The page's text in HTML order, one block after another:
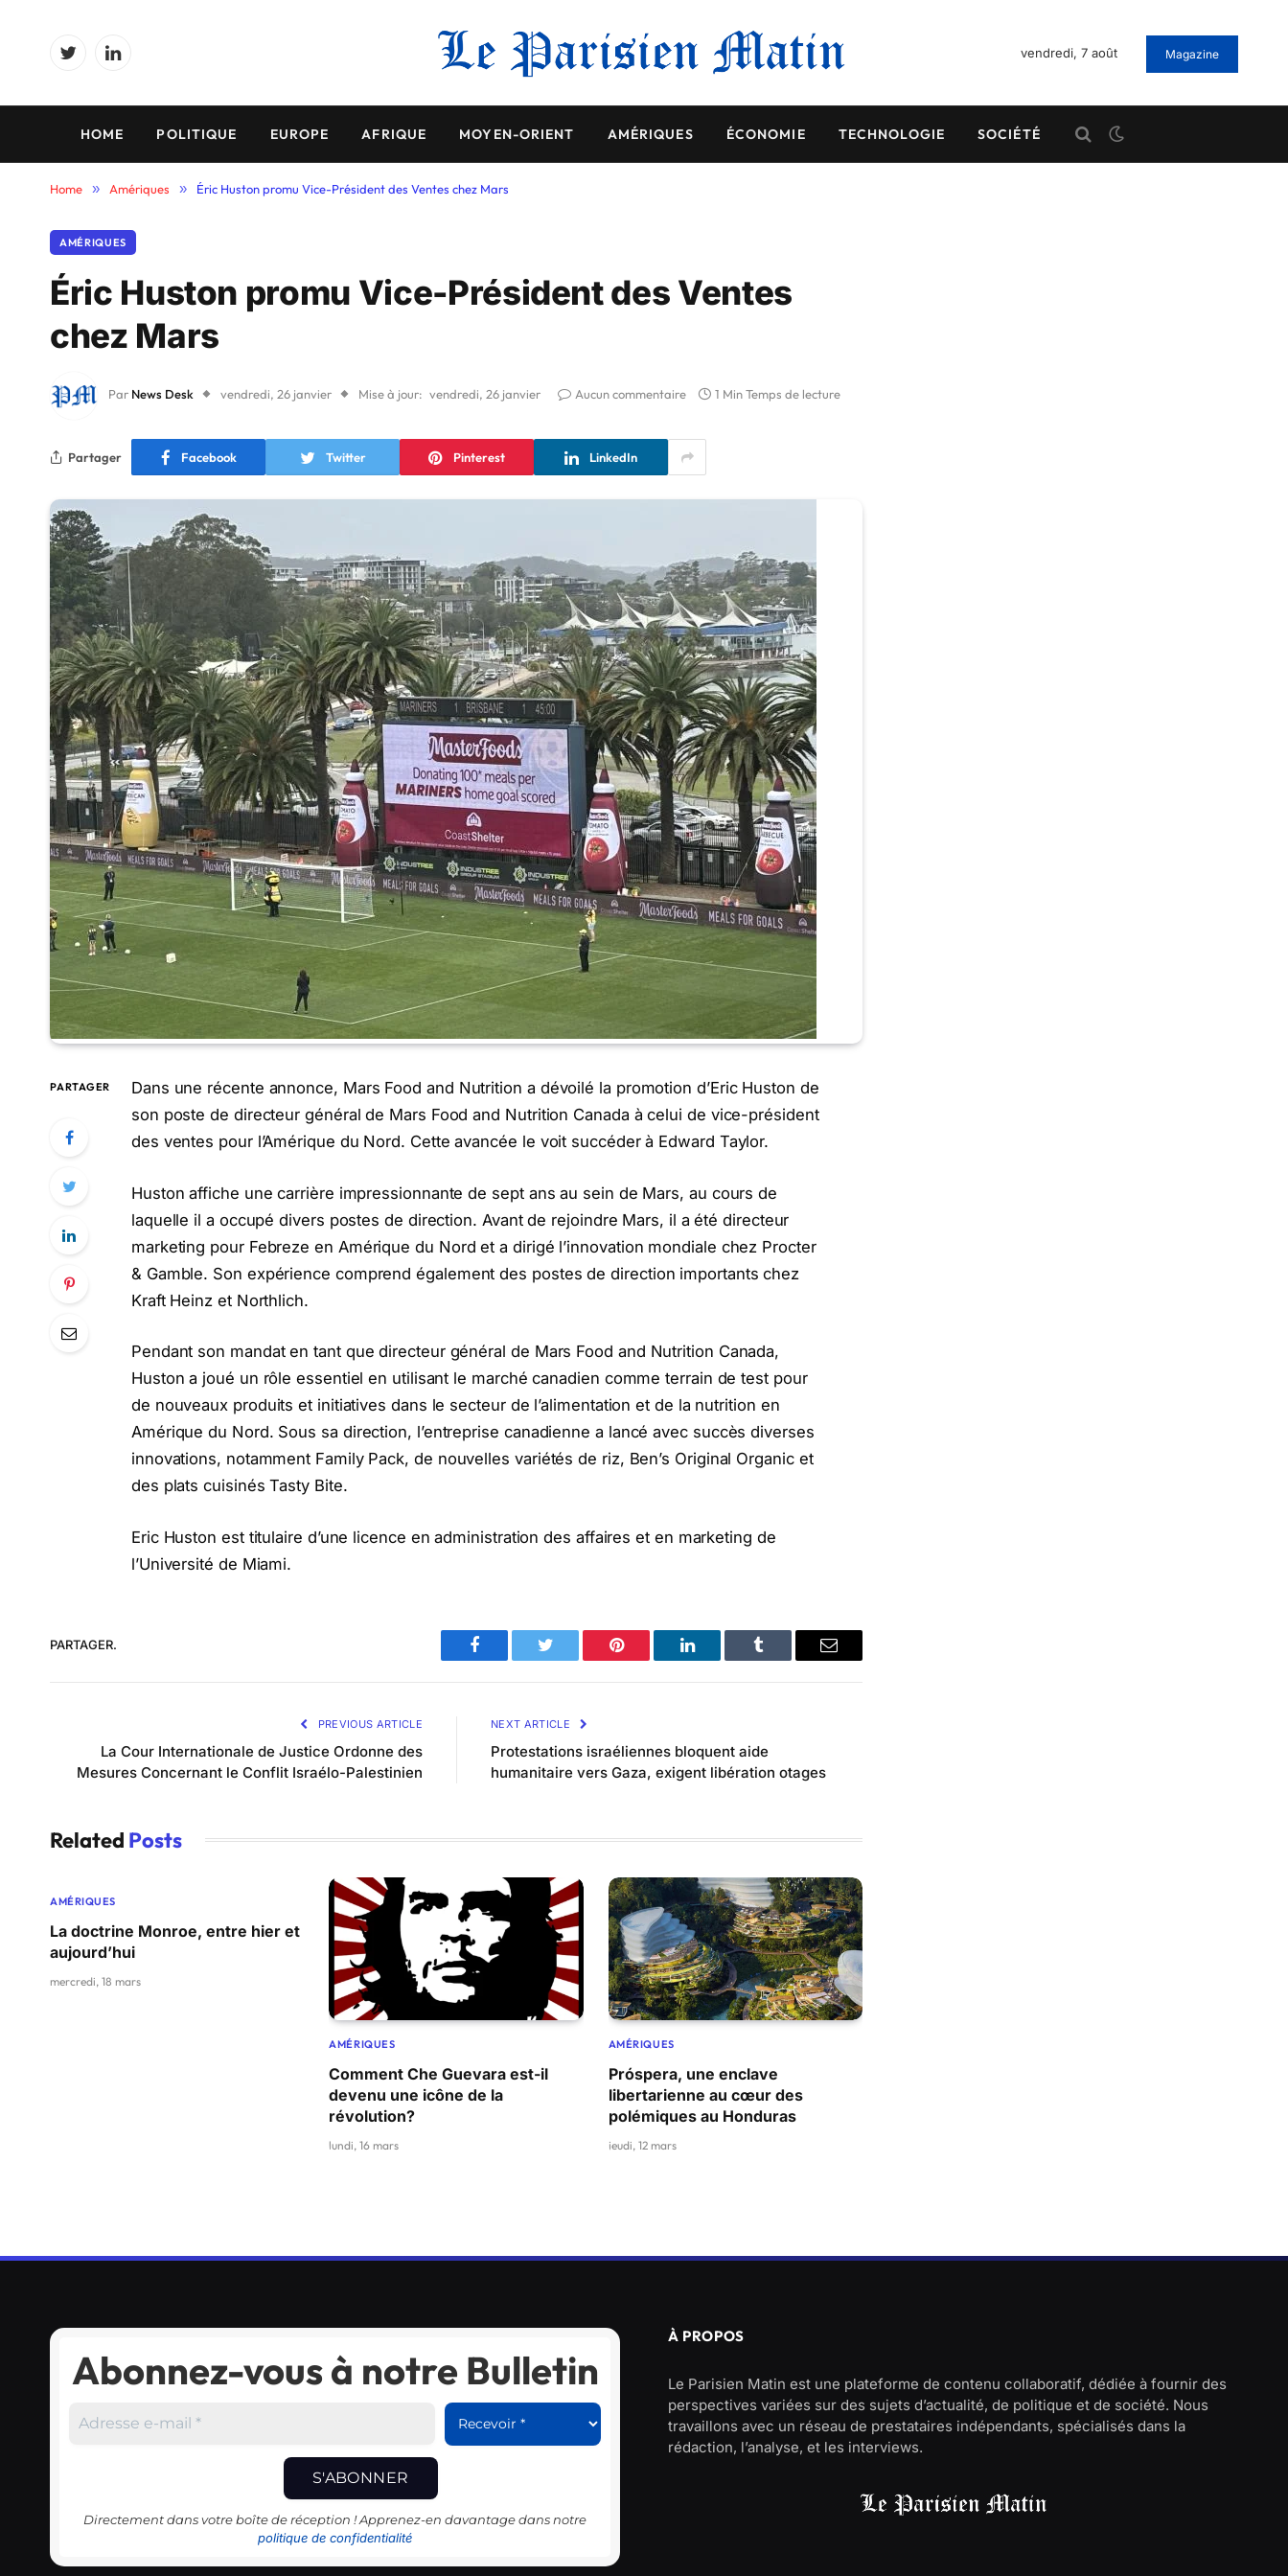
TwitterLinkedIn
vendredi, 7 août Magazine
HOME POLITIQUE EUROPE AFRIQUE MOYEN-ORIENT AMÉRIQUES ÉCONOMIE TECHNOLOGIE SOCIÉTÉ
Home » Amériques » Éric Huston promu Vice-Président des Ventes chez Mars
AMÉRIQUES
Éric Huston promu Vice-Président des Ventes
chez Mars
Par News Desk vendredi, 26 janvier Mise à jour: vendredi, 26 janvier Aucun commentaire 1 Min Temps de lecture
Partager Facebook Twitter Pinterest LinkedIn
PARTAGER
Dans une récente annonce, Mars Food and Nutrition a dévoilé la promotion d’Eric Huston de
son poste de directeur général de Mars Food and Nutrition Canada à celui de vice-président
des ventes pour l’Amérique du Nord. Cette avancée le voit succéder à Edward Taylor.
Huston affiche une carrière impressionnante de sept ans au sein de Mars, au cours de
laquelle il a occupé divers postes de direction. Avant de rejoindre Mars, il a été directeur
marketing pour Febreze en Amérique du Nord et a dirigé l’innovation mondiale chez Procter
& Gamble. Son expérience comprend également des postes de direction importants chez
Kraft Heinz et Northlich.
Pendant son mandat en tant que directeur général de Mars Food and Nutrition Canada,
Huston a joué un rôle essentiel en utilisant le marché canadien comme terrain de test pour
de nouveaux produits et initiatives dans le secteur de l’alimentation et de la nutrition en
Amérique du Nord. Sous sa direction, l’entreprise canadienne a lancé avec succès diverses
innovations, notamment Family Pack, de nouvelles variétés de riz, Ben’s Original Organic et
des plats cuisinés Tasty Bite.
Eric Huston est titulaire d’une licence en administration des affaires et en marketing de
l’Université de Miami.
PARTAGER.
Facebook Twitter Pinterest LinkedIn Tumblr Email
PREVIOUS ARTICLE
La Cour Internationale de Justice Ordonne des
Mesures Concernant le Conflit Israélo-Palestinien
NEXT ARTICLE
Protestations israéliennes bloquent aide
humanitaire vers Gaza, exigent libération otages
Related Posts
AMÉRIQUES
La doctrine Monroe, entre hier et
aujourd’hui
mercredi, 18 mars
AMÉRIQUES
Comment Che Guevara est-il
devenu une icône de la
révolution?
lundi, 16 mars
AMÉRIQUES
Próspera, une enclave
libertarienne au cœur des
polémiques au Honduras
jeudi, 12 mars
Abonnez-vous à notre Bulletin
Directement dans votre boîte de réception ! Apprenez-en davantage dans notre
politique de confidentialité
À PROPOS
Le Parisien Matin est une plateforme de contenu collaboratif, dédiée à fournir des
perspectives variées sur des sujets d’actualité, de politique et de société. Nous
travaillons avec un réseau de prestataires indépendants, spécialisés dans la
rédaction, l’analyse, et les interviews.